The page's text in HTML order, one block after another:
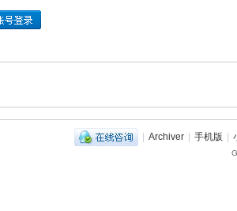
| Archiver | 手机版 |